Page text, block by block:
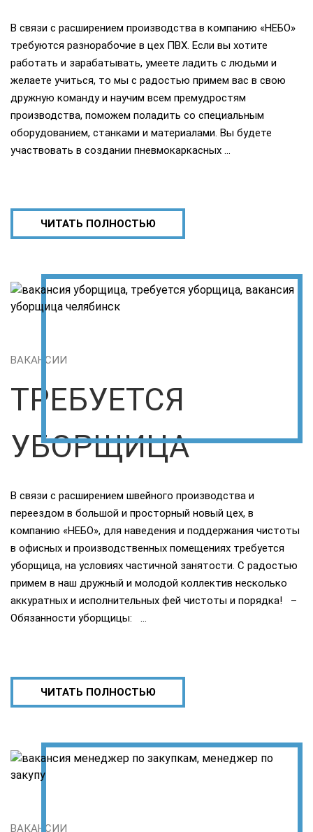
В связи с расширением производства в компанию «НЕБО»
требуются разнорабочие в цех ПВХ. Если вы хотите
работать и зарабатывать, умеете ладить с людьми и
желаете учиться, то мы с радостью примем вас в свою
дружную команду и научим всем премудростям
производства, поможем поладить со специальным
оборудованием, станками и материалами. Вы будете
участвовать в создании пневмокаркасных …
ЧИТАТЬ ПОЛНОСТЬЮ
ВАКАНСИИ
ТРЕБУЕТСЯ
УБОРЩИЦА
В связи с расширением швейного производства и
переездом в большой и просторный новый цех, в
компанию «НЕБО», для наведения и поддержания чистоты
в офисных и производственных помещениях требуется
уборщица, на условиях частичной занятости. С радостью
примем в наш дружный и молодой коллектив несколько
аккуратных и исполнительных фей чистоты и порядка! –
Обязанности уборщицы: …
ЧИТАТЬ ПОЛНОСТЬЮ
ВАКАНСИИ